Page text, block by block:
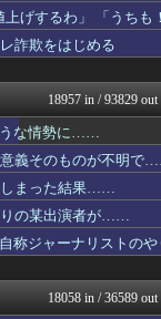
筋肉速報
いたしん！
アナ速‐女子アナ画像
コリアル
BIPブログ
なんJ PRIDE
かぞくちゃんねる
Y速報
オレ的ゲーム速報＠
原神速報 | GENSHI...
フットボール速報
修羅場ハザード -復
げするわ」 「うちも
詐欺をはじめる
18957 in / 93829 out
うな情勢に……
意義そのものが不明で
しまった結果……
りの某出演者が……
称ジャーナリストの
18058 in / 36589 out